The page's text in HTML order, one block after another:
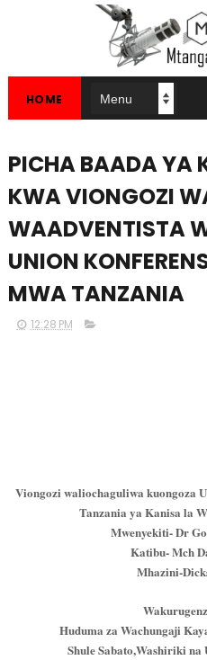
HOME
PICHA BAADA YA
KWA VIONGOZI
WAADVENTISTA
UNION
MWA TANZANIA
12:28 PM
Viongozi waliochaguliwa kuongoza
Tanzania ya Kanisa la
Mwenyekiti- Dr
Katibu- Mch
Mhazini-
Huduma za Wachungaji
Shule Sabato,Washiriki